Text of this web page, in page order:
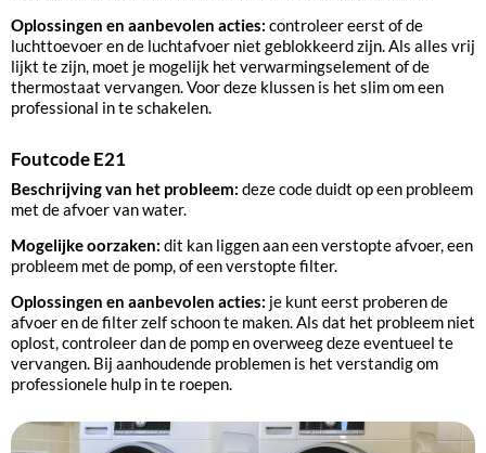
Oplossingen en aanbevolen acties: controleer eerst of de
luchttoevoer en de luchtafvoer niet geblokkeerd zijn. Als alles vrij
lijkt te zijn, moet je mogelijk het verwarmingselement of de
thermostaat vervangen. Voor deze klussen is het slim om een
professional in te schakelen.
Foutcode E21
Beschrijving van het probleem: deze code duidt op een probleem
met de afvoer van water.
Mogelijke oorzaken: dit kan liggen aan een verstopte afvoer, een
probleem met de pomp, of een verstopte filter.
Oplossingen en aanbevolen acties: je kunt eerst proberen de
afvoer en de filter zelf schoon te maken. Als dat het probleem niet
oplost, controleer dan de pomp en overweeg deze eventueel te
vervangen. Bij aanhoudende problemen is het verstandig om
professionele hulp in te roepen.